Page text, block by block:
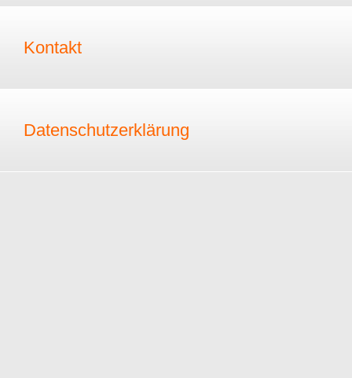
Kontakt
Datenschutzerklärung